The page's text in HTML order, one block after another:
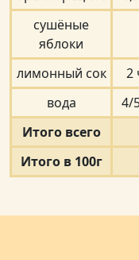
сушёные
яблоки
лимонный сок 2
вода
4/
Итого всего
Итого в 100г